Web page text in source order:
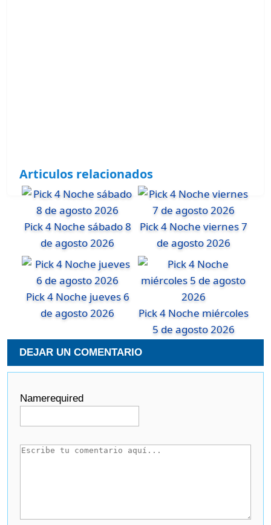
Articulos relacionados
Pick 4 Noche sábado 8
de agosto 2026
Pick 4 Noche viernes 7
de agosto 2026
Pick 4 Noche jueves 6
de agosto 2026
Pick 4 Noche miércoles
5 de agosto 2026
DEJAR UN COMENTARIO
Namerequired